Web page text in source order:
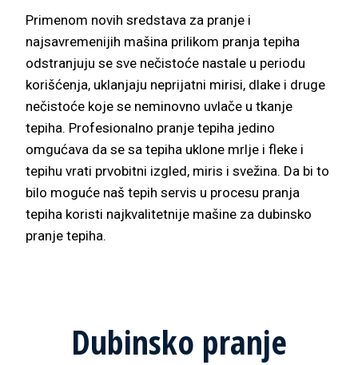
Primenom novih sredstava za pranje i
najsavremenijih mašina prilikom pranja tepiha
odstranjuju se sve nečistoće nastale u periodu
korišćenja, uklanjaju neprijatni mirisi, dlake i druge
nečistoće koje se neminovno uvlače u tkanje
tepiha. Profesionalno pranje tepiha jedino
omgućava da se sa tepiha uklone mrlje i fleke i
tepihu vrati prvobitni izgled, miris i svežina. Da bi to
bilo moguće naš tepih servis u procesu pranja
tepiha koristi najkvalitetnije mašine za dubinsko
pranje tepiha.
Dubinsko pranje